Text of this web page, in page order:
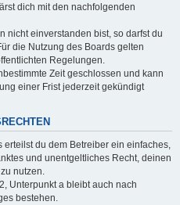
dich mit den nachfolgenden
nicht einverstanden bist, so darfst du
die Nutzung des Boards gelten
Regelungen.
Zeit geschlossen und kann
einer Frist jederzeit gekündigt
erteilst du dem Betreiber ein einfaches,
und unentgeltliches Recht, deinen
nutzen.
Unterpunkt a bleibt auch nach
bestehen.